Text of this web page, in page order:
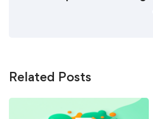
Related Posts